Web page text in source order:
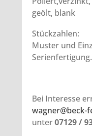
geölt, blank
Stückzahlen:
Muster und
Serienfertigung.
Bei Interesse
wagner@beck-
unter07129 /